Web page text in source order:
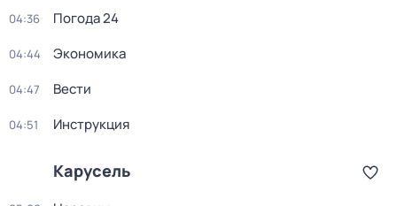
04:36 Погода 24
04:44 Экономика
04:47 Вести
04:51 Инструкция
Карусель